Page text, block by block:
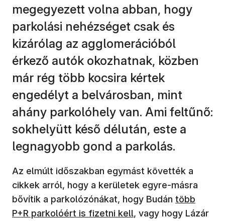
megegyezett volna abban, hogy
parkolási nehézséget csak és
kizárólag az agglomerációból
érkező autók okozhatnak, közben
már rég több kocsira kértek
engedélyt a belvárosban, mint
ahány parkolóhely van. Ami feltűnő:
sokhelyütt késő délután, este a
legnagyobb gond a parkolás.
Az elmúlt időszakban egymást követték a
cikkek arról, hogy a kerületek egyre-másra
bővítik a parkolózónákat, hogy Budán (új
több
P+R parkolóért is fizetni kell, vagy hogy Lázár